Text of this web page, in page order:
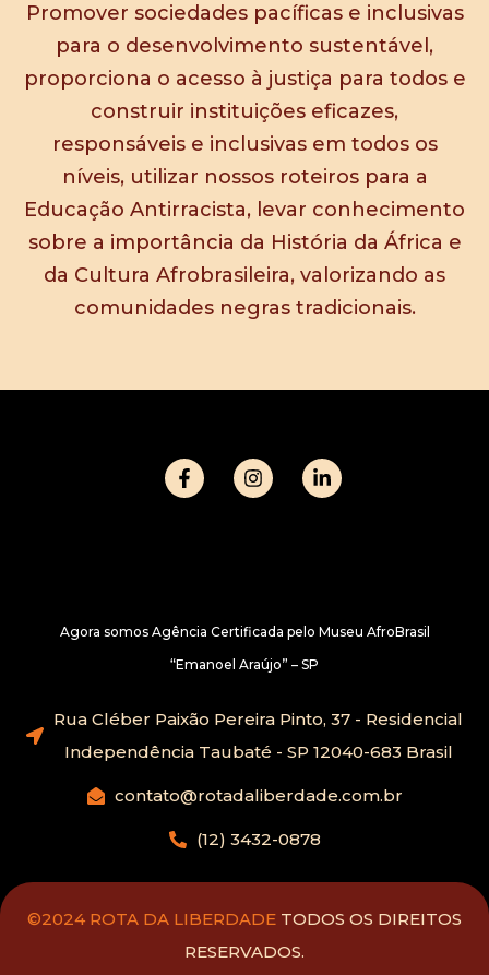
Promover sociedades pacíficas e inclusivas
para o desenvolvimento sustentável,
proporciona o acesso à justiça para todos e
construir instituições eficazes,
responsáveis e inclusivas em todos os
níveis, utilizar nossos roteiros para a
Educação Antirracista, levar conhecimento
sobre a importância da História da África e
da Cultura Afrobrasileira, valorizando as
comunidades negras tradicionais.
Agora somos Agência Certificada pelo Museu AfroBrasil
“Emanoel Araújo” – SP
Rua Cléber Paixão Pereira Pinto, 37 - Residencial
Independência Taubaté - SP 12040-683 Brasil
contato@rotadaliberdade.com.br
(12) 3432-0878
©2024 ROTA DA LIBERDADE TODOS OS DIREITOS
RESERVADOS.